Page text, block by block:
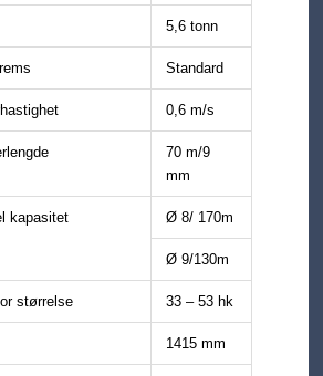
5,6 tonn
Standard
0,6 m/s
70 m/9
mm
kapasitet Ø 8/ 170m
Ø 9/130m
størrelse 33 – 53 hk
1415 mm